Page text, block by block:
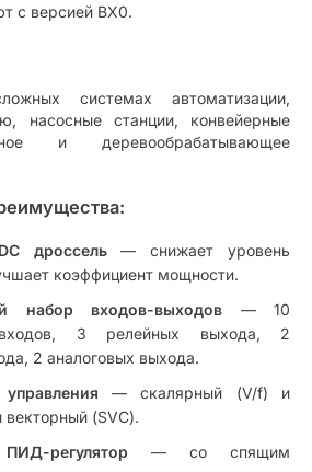
с версией BX0.
системах автоматизации,
насосные станции, конвейерные
и деревообрабатывающее
дроссель— снижает уровень
коэффициент мощности.
набор входов-выходов — 10
входов, 3 релейных выхода, 2
2 аналоговых выхода.
— скалярный (V/f) и
векторный (SVC).
регулятор — со спящим